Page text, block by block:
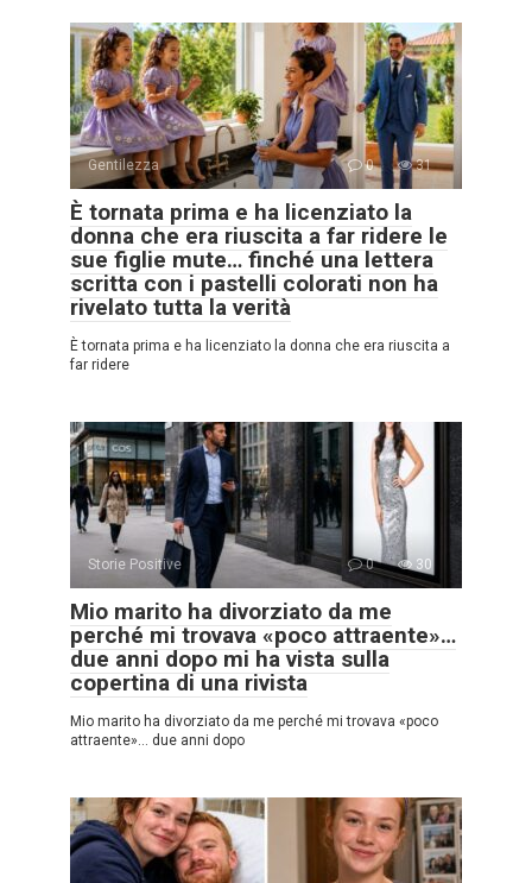
Gentilezza 0 31
È tornata prima e ha licenziato la
donna che era riuscita a far ridere le
sue figlie mute… finché una lettera
scritta con i pastelli colorati non ha
rivelato tutta la verità
È tornata prima e ha licenziato la donna che era riuscita a
far ridere
Storie Positive 0 30
Mio marito ha divorziato da me
perché mi trovava «poco attraente»…
due anni dopo mi ha vista sulla
copertina di una rivista
Mio marito ha divorziato da me perché mi trovava «poco
attraente»… due anni dopo